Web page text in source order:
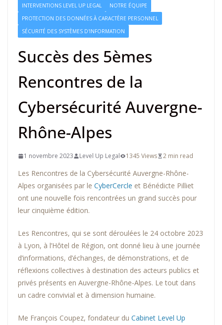
INTERVENTIONS LEVEL UP LEGAL
NOTRE ÉQUIPE
PROTECTION DES DONNÉES À CARACTÈRE PERSONNEL
SÉCURITÉ DES SYSTÈMES D'INFORMATION
Succès des 5èmes
Rencontres de la
Cybersécurité Auvergne-
Rhône-Alpes
1 novembre 2023 Level Up Legal 1345 Views 2 min read
Les Rencontres de la Cybersécurité Auvergne-Rhône-
Alpes organisées par le CyberCercle et Bénédicte Pilliet
ont une nouvelle fois rencontrées un grand succès pour
leur cinquième édition.
Les Rencontres, qui se sont déroulées le 24 octobre 2023
à Lyon, à l’Hôtel de Région, ont donné lieu à une journée
d’informations, d’échanges, de démonstrations, et de
réflexions collectives à destination des acteurs publics et
privés présents en Auvergne-Rhône-Alpes. Le tout dans
un cadre convivial et à dimension humaine.
Me François Coupez, fondateur du Cabinet Level Up